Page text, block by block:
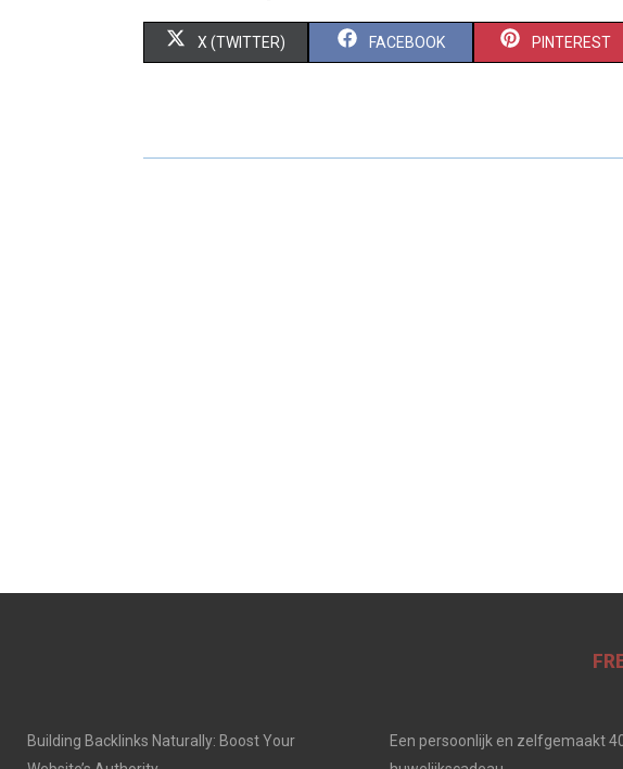
S
R
X (TWITTER) S
R
FACEBOOK S
R
PINTEREST
Building Backlinks Naturally: Boost Your
Een persoonlijk en zelfgemaakt